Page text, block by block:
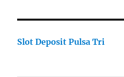
Slot Deposit Pulsa Tri